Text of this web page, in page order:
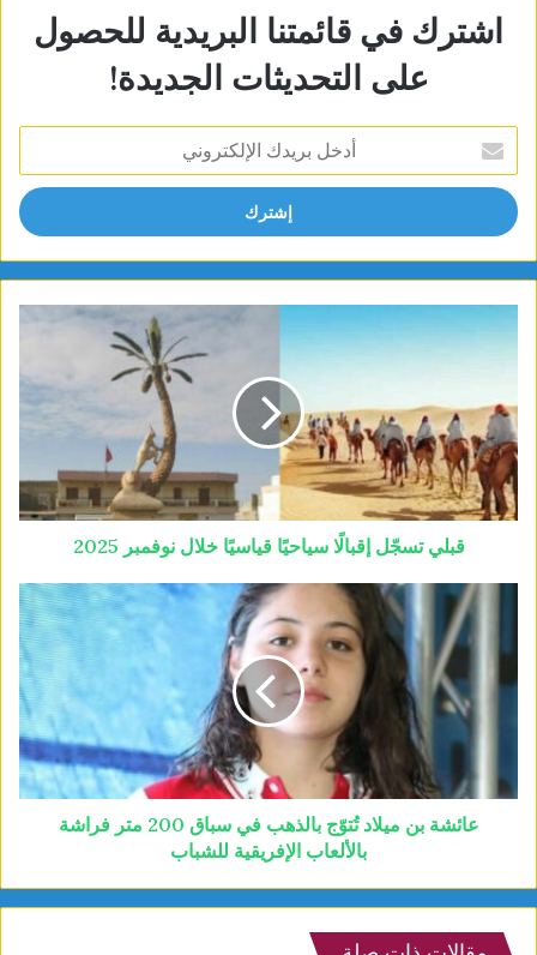
اشترك في قائمتنا البريدية للحصول
على التحديثات الجديدة!
بريدك
الإلكتروني
قبلي تسجّل إقبالًا سياحيًا قياسيًا خلال نوفمبر 2025
عائشة بن ميلاد تُتوّج بالذهب في سباق 200 متر فراشة
بالألعاب الإفريقية للشباب